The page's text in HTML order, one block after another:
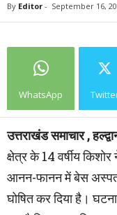
By Editor - September 16,
WhatsApp
उत्तराखंड समाचार ,
क्षेत्र के 14 वर्षीय
आनन-फानन में बेस
घोषित कर दिया है।